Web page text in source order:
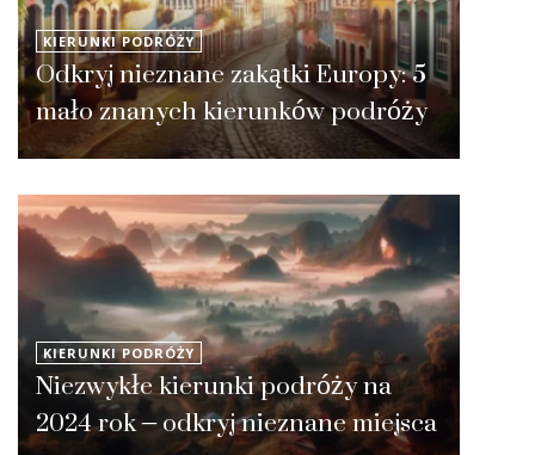
KIERUNKI PODRÓŻY
Odkryj nieznane zakątki Europy: 5
mało znanych kierunków podróży
KIERUNKI PODRÓŻY
Niezwykłe kierunki podróży na
2024 rok – odkryj nieznane miejsca